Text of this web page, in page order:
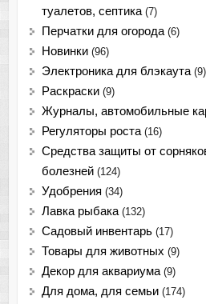
туалетов, септика (7)
Перчатки для огорода (6)
Новинки (96)
Электроника для блэкаута (9)
Раскраски (9)
Журналы, автомобильные
Регуляторы роста (16)
Средства защиты от
болезней (124)
Удобрения (34)
Лавка рыбака (132)
Садовый инвентарь (17)
Товары для животных (9)
Декор для аквариума (9)
Для дома, для семьи (174)